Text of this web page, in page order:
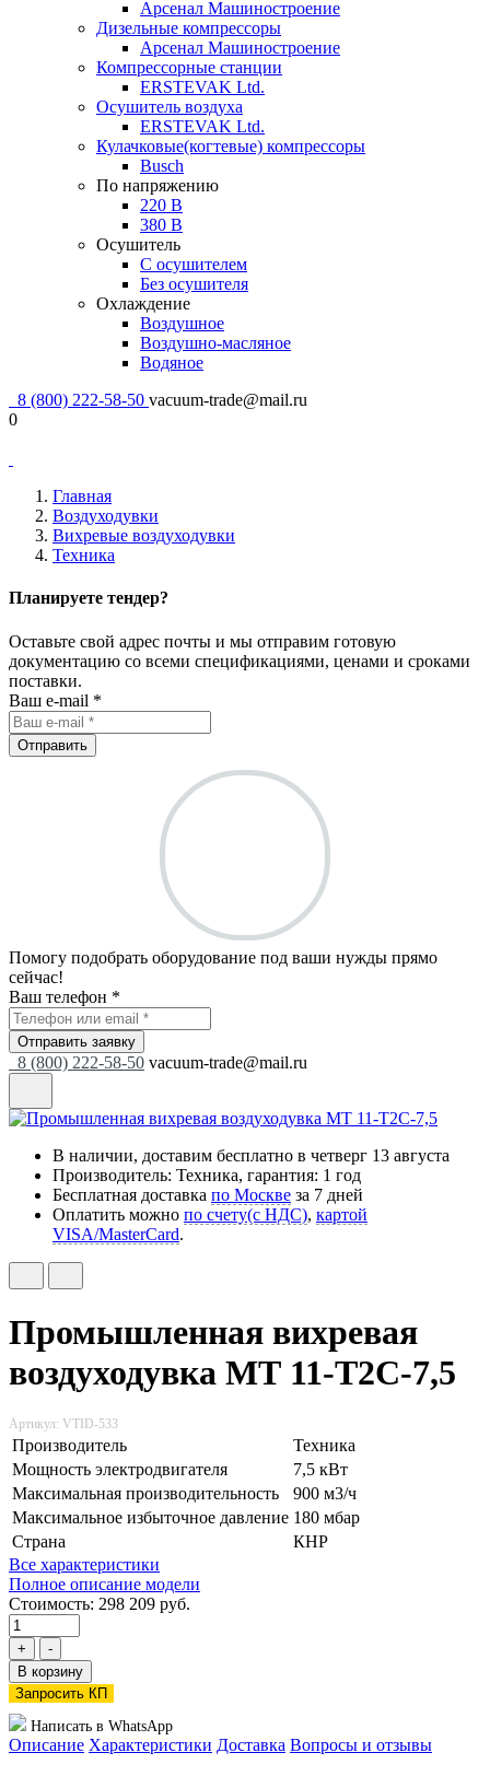
Арсенал Машиностроение
Дизельные компрессоры
Арсенал Машиностроение
Компрессорные станции
ERSTEVAK Ltd.
Осушитель воздуха
ERSTEVAK Ltd.
Кулачковые(когтевые) компрессоры
Busch
По напряжению
220 В
380 В
Осушитель
С осушителем
Без осушителя
Охлаждение
Воздушное
Воздушно-масляное
Водяное
8 (800) 222-58-50 vacuum-trade@mail.ru
0
Главная
Воздуходувки
Вихревые воздуходувки
Техника
Планируете тендер?
Оставьте свой адрес почты и мы отправим готовую
документацию со всеми спецификациями, ценами и сроками
поставки.
Ваш e-mail *
Отправить
Помогу подобрать оборудование под ваши нужды прямо
сейчас!
Ваш телефон *
Отправить заявку
8 (800) 222-58-50 vacuum-trade@mail.ru
В наличии, доставим бесплатно в четверг 13 августа
Производитель: Техника, гарантия: 1 год
Бесплатная доставка по Москве за 7 дней
Оплатить можно по счету(с НДС), картой
VISA/MasterCard.
Промышленная вихревая
воздуходувка МТ 11-Т2С-7,5
Артикул: VTID-533
Производитель
Техника
Мощность электродвигателя
7,5 кВт
Максимальная производительность
900 м3/ч
Максимальное избыточное давление 180 мбар
Страна
КНР
Все характеристики
Полное описание модели
Стоимость: 298 209 руб.
+
-
В корзину
Запросить КП
Написать в WhatsApp
Описание Характеристики Доставка Вопросы и отзывы